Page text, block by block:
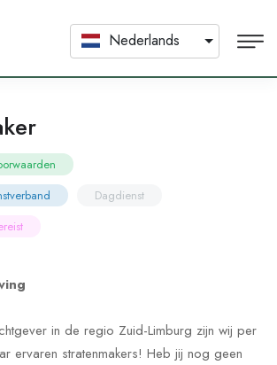
Nederlands
Dagdienst
in de regio Zuid-Limburg zijn wij per
ervaren stratenmakers! Heb jij nog geen